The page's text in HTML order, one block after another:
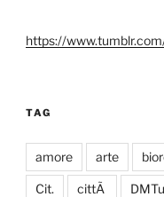
https://
TAG
amore arte
Cit. cittÃ